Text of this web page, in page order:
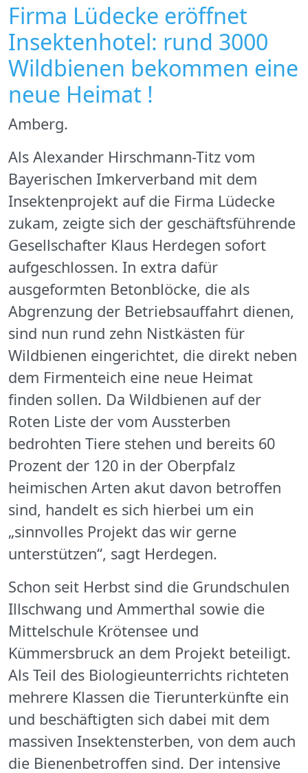
Firma Lüdecke eröffnet
Insektenhotel: rund 3000
Wildbienen bekommen eine
neue Heimat !
Amberg.
Als Alexander Hirschmann-Titz vom
Bayerischen Imkerverband mit dem
Insektenprojekt auf die Firma Lüdecke
zukam, zeigte sich der geschäftsführende
Gesellschafter Klaus Herdegen sofort
aufgeschlossen. In extra dafür
ausgeformten Betonblöcke, die als
Abgrenzung der Betriebsauffahrt dienen,
sind nun rund zehn Nistkästen für
Wildbienen eingerichtet, die direkt neben
dem Firmenteich eine neue Heimat
finden sollen. Da Wildbienen auf der
Roten Liste der vom Aussterben
bedrohten Tiere stehen und bereits 60
Prozent der 120 in der Oberpfalz
heimischen Arten akut davon betroffen
sind, handelt es sich hierbei um ein
„sinnvolles Projekt das wir gerne
unterstützen“, sagt Herdegen.
Schon seit Herbst sind die Grundschulen
Illschwang und Ammerthal sowie die
Mittelschule Krötensee und
Kümmersbruck an dem Projekt beteiligt.
Als Teil des Biologieunterrichts richteten
mehrere Klassen die Tierunterkünfte ein
und beschäftigten sich dabei mit dem
massiven Insektensterben, von dem auch
die Bienenbetroffen sind. Der intensive